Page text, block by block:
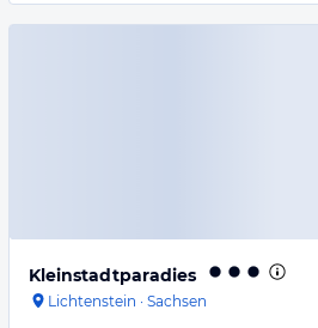
Kleinstadtparadies
Lichtenstein · Sachsen